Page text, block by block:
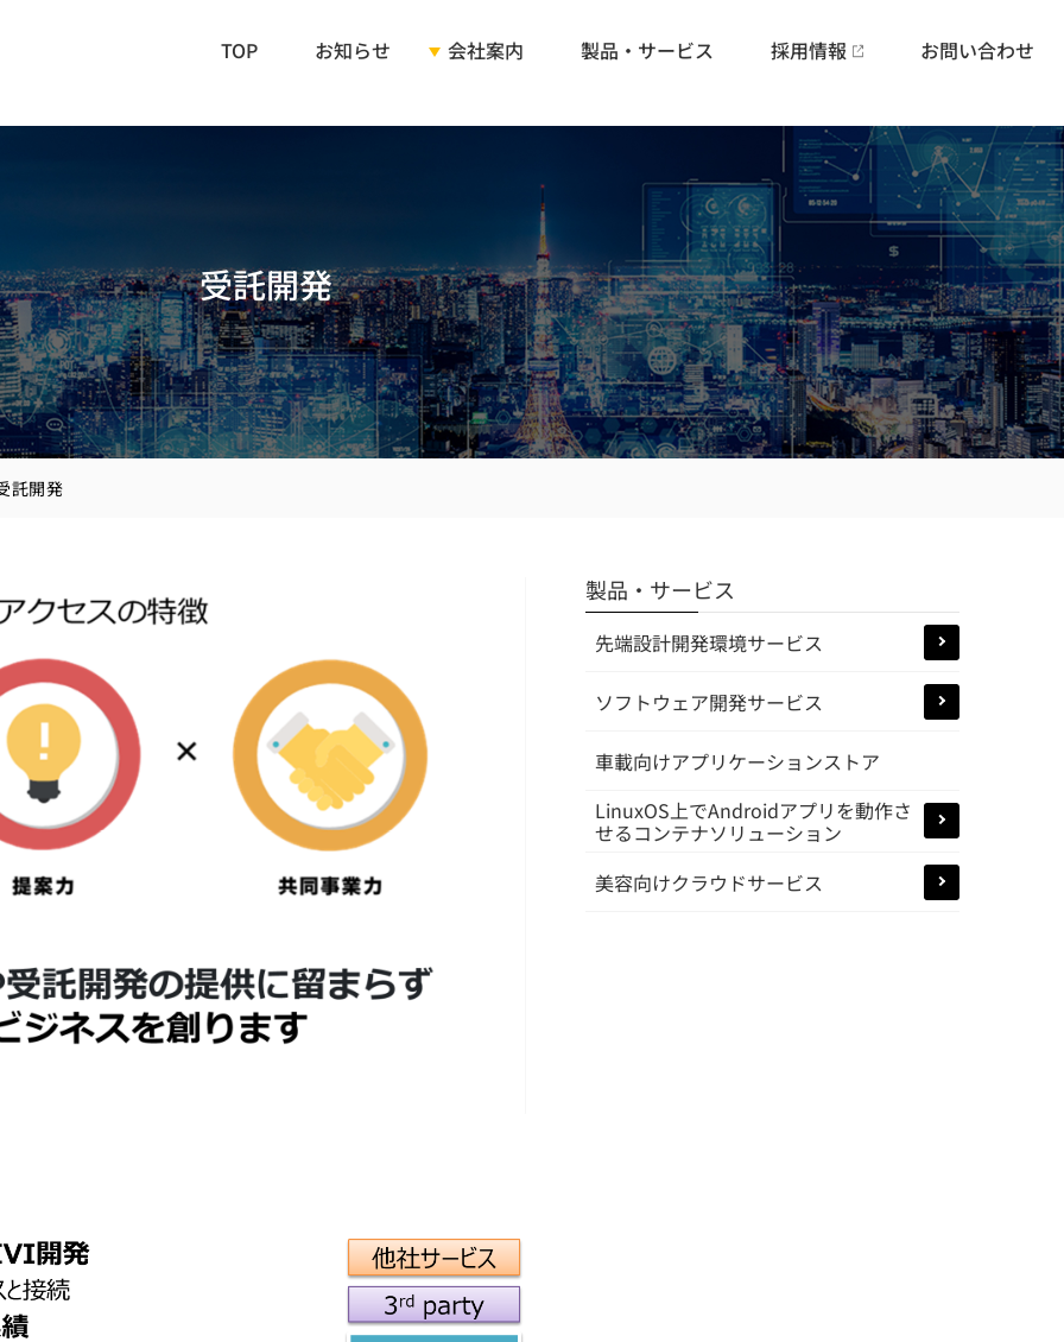
TOP お知らせ 会社案内
企業理念
製品・サービス 採用情報 お問い合わせ
受託開発
託開発
製品・サービス
先端設計開発環境サービス
ソフトウェア開発サービス
車載向けアプリケーションストア
LinuxOS上でAndroidアプリを動作さ
せるコンテナソリューション
美容向けクラウドサービス